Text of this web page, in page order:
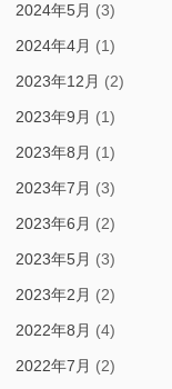
2024年5月 (3)
2024年4月 (1)
2023年12月 (2)
2023年9月 (1)
2023年8月 (1)
2023年7月 (3)
2023年6月 (2)
2023年5月 (3)
2023年2月 (2)
2022年8月 (4)
2022年7月 (2)